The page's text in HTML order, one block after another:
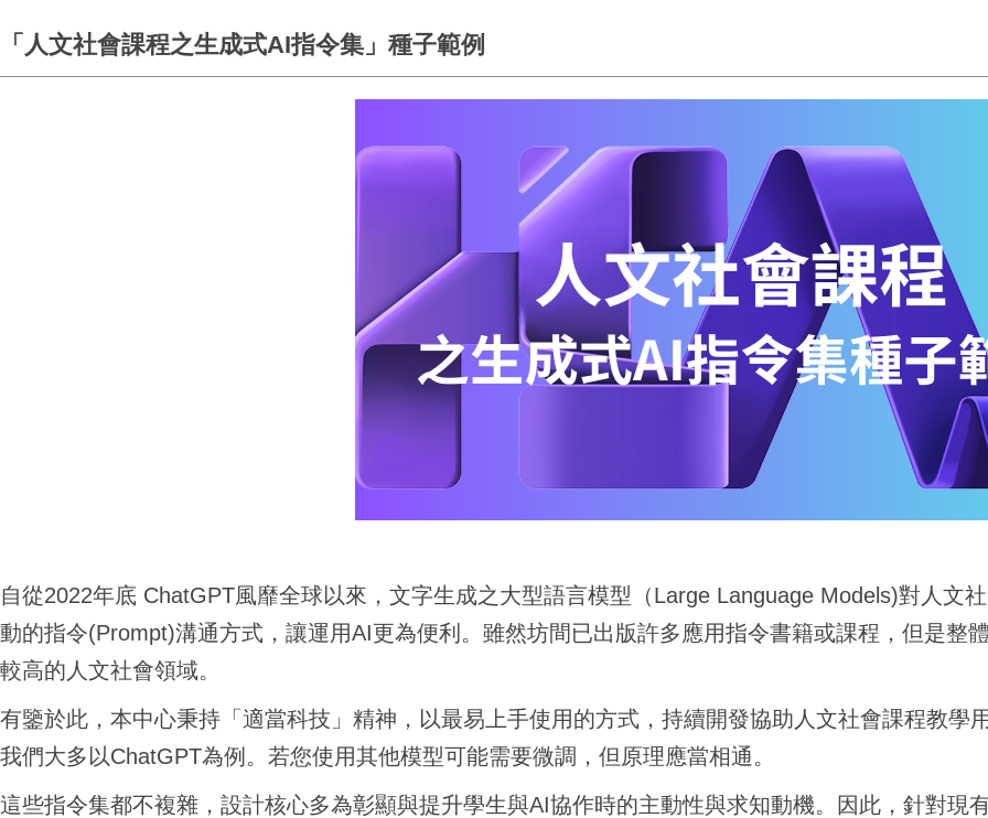
「人文社會課程之生成式AI指令集」種子範例
自從2022年底 ChatGPT風靡全球以來，文字生成之大型語言模型（Large Language Models)對人文
動的指令(Prompt)溝通方式，讓運用AI更為便利。 雖然坊間已出版許多應用指令書籍或課程，但是整
較高的人文社會領域。
有鑒於此，本中心秉持「適當科技」精神，以最易上手使用的方式， 持續開發協助人文社會課程教學
我們大多以ChatGPT為例。若您使用其他模型可能需要微調，但原理應當相通。
這些指令集都不複雜，設計核心多為彰顯與提升學生與AI協作時的主動性與求知動機。因此，針對現